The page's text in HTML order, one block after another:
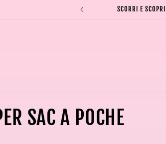
SCORRI E
SAC A POCHE